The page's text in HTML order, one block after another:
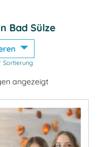
Bad Sülze
Sortierung
angezeigt